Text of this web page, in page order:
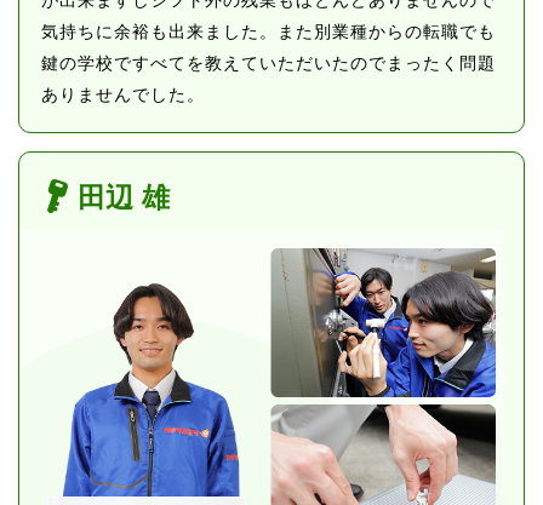
気持ちに余裕も出来ました。また別業種からの転職でも
鍵の学校ですべてを教えていただいたのでまったく問題
ありませんでした。
田辺 雄